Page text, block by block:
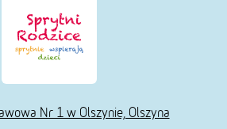
Nr 1 w Olszynie, Olszyna